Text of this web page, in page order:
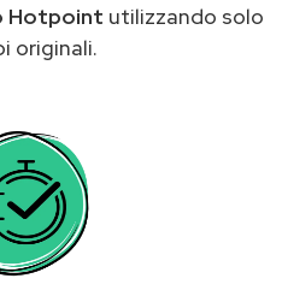
Hotpoint utilizzando solo
originali.